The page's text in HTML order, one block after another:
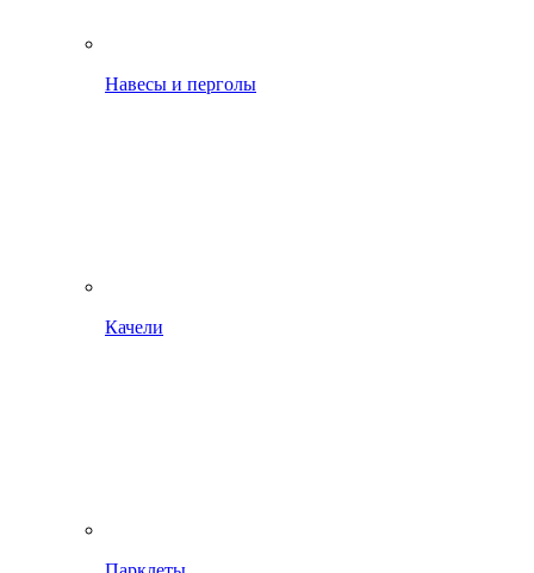
Навесы и перголы
Качели